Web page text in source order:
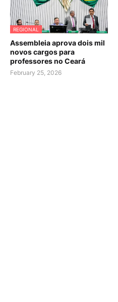
REGIONAL
Assembleia aprova dois mil
novos cargos para
professores no Ceará
February 25, 2026